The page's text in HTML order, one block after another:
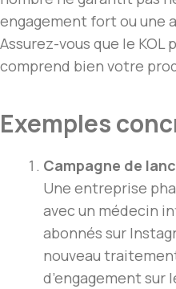
engagement fort ou une
Assurez-vous que le KOL
comprend bien votre
Exemples
Campagne de
Une entreprise
avec un médecin
abonnés sur
nouveau
d’engagement sur